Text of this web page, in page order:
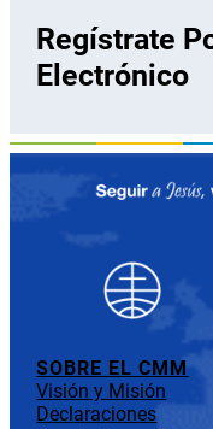
Regístrate
Electrónico
SOBRE EL CMM
Visión y Misión
Declaraciones